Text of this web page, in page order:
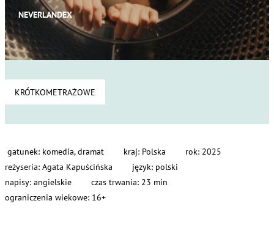
NEVERLANDEX
KRÓTKOMETRAŻOWE
gatunek: komedia, dramat kraj: Polska
rok: 2025
reżyseria: Agata Kapuścińska
język: polski
napisy: angielskie
czas trwania: 23 min
ograniczenia wiekowe: 16+